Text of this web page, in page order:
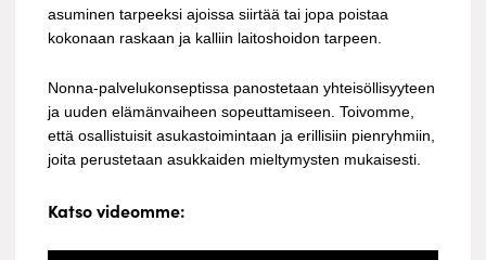
asuminen tarpeeksi ajoissa siirtää tai jopa poistaa
kokonaan raskaan ja kalliin laitoshoidon tarpeen.
Nonna-palvelukonseptissa panostetaan yhteisöllisyyteen
ja uuden elämänvaiheen sopeuttamiseen. Toivomme,
että osallistuisit asukastoimintaan ja erillisiin pienryhmiin,
joita perustetaan asukkaiden mieltymysten mukaisesti.
Katso videomme: